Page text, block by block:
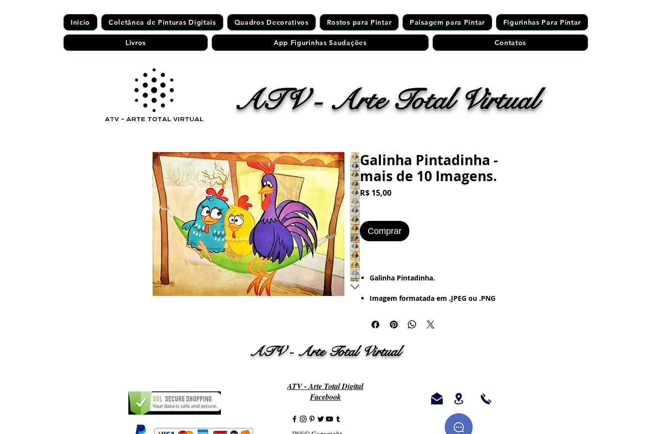
Inicio Coletânea de Pinturas Digitais Quadros Decorativos Rostos para Pintar Paisagem para Pintar Figurinhas Para Pintar
Livros App Figurinhas Saudações Contatos
ATV - Arte Total Virtual
Galinha Pintadinha -
mais de 10 Imagens.
R$ 15,00Preço
Comprar
​​​​​Galinha Pintadinha.
Imagem formatada em .JPEG ou .PNG
Mais de 10 Imagens.
- Digital - Textura - Pintura a Óleo -
Retrô (Foto Antiga - Vintage - Grunge -
ATV - Arte Total Virtual
ATV - Arte Total Digital
Facebook